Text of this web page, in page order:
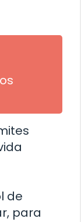
de
para